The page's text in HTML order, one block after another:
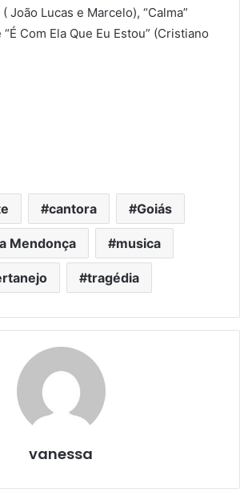
João Lucas e Marcelo), “Calma”
Com Ela Que Eu Estou” (Cristiano
cantora Goiás
Mendonça musica
tragédia
vanessa